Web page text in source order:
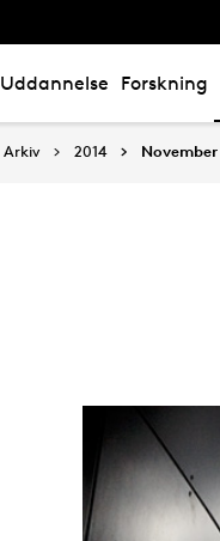
Uddannelse Forskning
Arkiv 2014 November